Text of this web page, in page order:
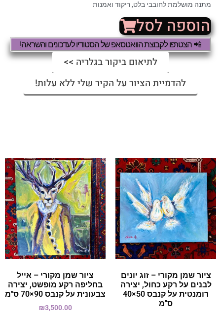
מתנה מושלמת לחובבי בלט, ריקוד ואמנות
הוספה לסל
📲 הצטרפו לקבוצת הוואטסאפ של הסטודיו לעדכונים והשראה!
לתיאום ביקור בגלריה >>
להדמיית הציור על הקיר שלי ללא עלות!
ציור שמן מקורי – זוג יונים
לבנים על רקע כחול, יצירה
רומנטית על קנבס 50×40
ס"מ
ציור שמן מקורי – אייל
בחליפה רקע מופשט, יצירה
צבעונית על קנבס 90×70 ס"מ
₪3,500.00